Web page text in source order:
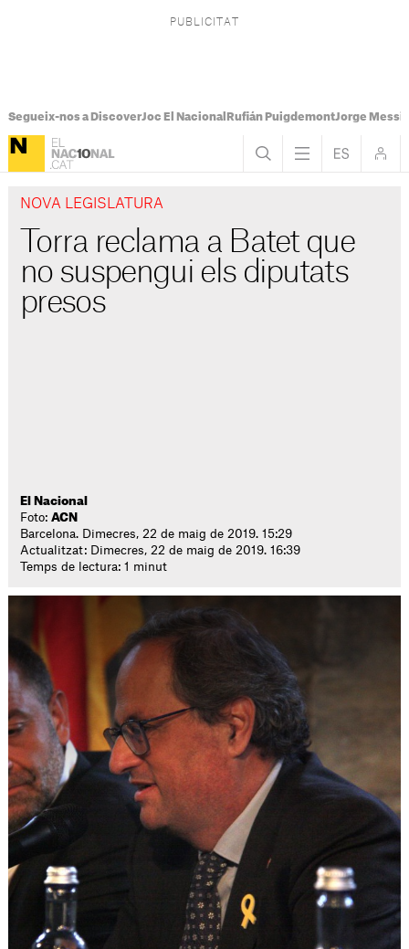
Segueix-nos a DiscoverJoc El Nacional Rufián PuigdemontJorge Messi
NOVA LEGISLATURA
Torra reclama a Batet que
no suspengui els diputats
presos
El Nacional
Foto:ACN
Barcelona. Dimecres, 22 de maig de 2019. 15:29
Actualitzat: Dimecres, 22 de maig de 2019. 16:39
Temps de lectura: 1 minut